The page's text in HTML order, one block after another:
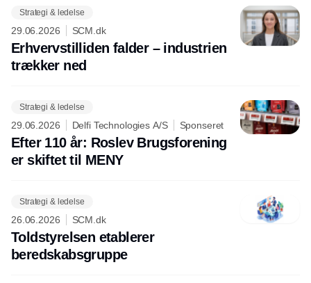
Strategi & ledelse
29.06.2026 SCM.dk
Erhvervstilliden falder – industrien
trækker ned
Strategi & ledelse
29.06.2026 Delfi Technologies A/S Sponseret
Efter 110 år: Roslev Brugsforening
er skiftet til MENY
Strategi & ledelse
26.06.2026 SCM.dk
Toldstyrelsen etablerer
beredskabsgruppe